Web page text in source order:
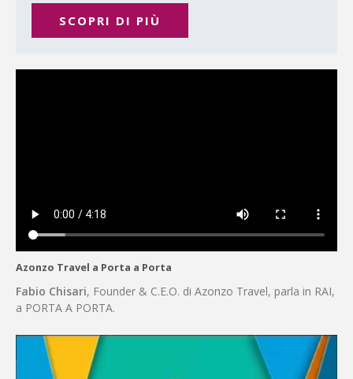
SCOPRI DI PIÙ
Azonzo Travel a Porta a Porta
Fabio Chisari, Founder & C.E.O. di Azonzo Travel, parla in RAI,
a PORTA A PORTA.